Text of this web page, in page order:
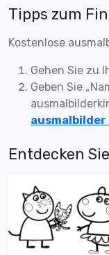
Tipps zum
Kostenlose
Gehen Sie zu
Geben Sie
Entdecken